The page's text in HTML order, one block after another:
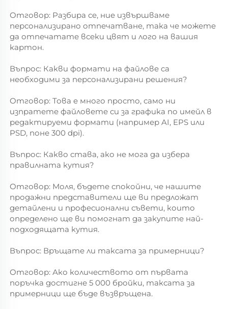
Отговор: Разбира се, ние извършваме
персонализирано отпечатване, така че можете
да отпечатате всеки цвят и лого на вашия
картон.
Въпрос: Какви формати на файлове са
необходими за персонализирани решения?
Отговор: Това е много просто, само ни
изпратете файловете си за графика по имейл в
редактируеми формати (например AI, EPS или
PSD, поне 300 dpi).
Въпрос: Какво става, ако не мога да избера
правилната кутия?
Отговор: Моля, бъдете спокойни, че нашите
продажни представители ще ви предложат
детайлени и професионални съвети, които
определено ще ви помогнат да закупите най-
подходящата кутия.
Въпрос: Връщате ли таксата за примерници?
Отговор: Ако количеството от първата
поръчка достигне 5 000 бройки, таксата за
примерници ще бъде възвръщена.